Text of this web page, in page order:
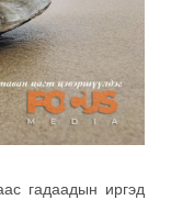
гадаадын иргэд